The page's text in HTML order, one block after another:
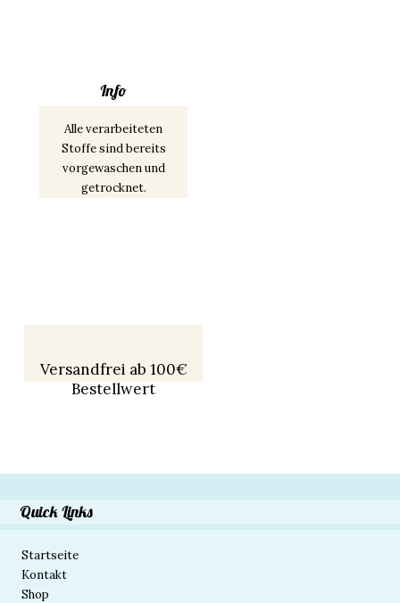
Info
Alle verarbeiteten
Stoffe sind bereits
vorgewaschen und
getrocknet.
Versandfrei ab 100€
Bestellwert
Quick Links
Startseite
Kontakt
Shop